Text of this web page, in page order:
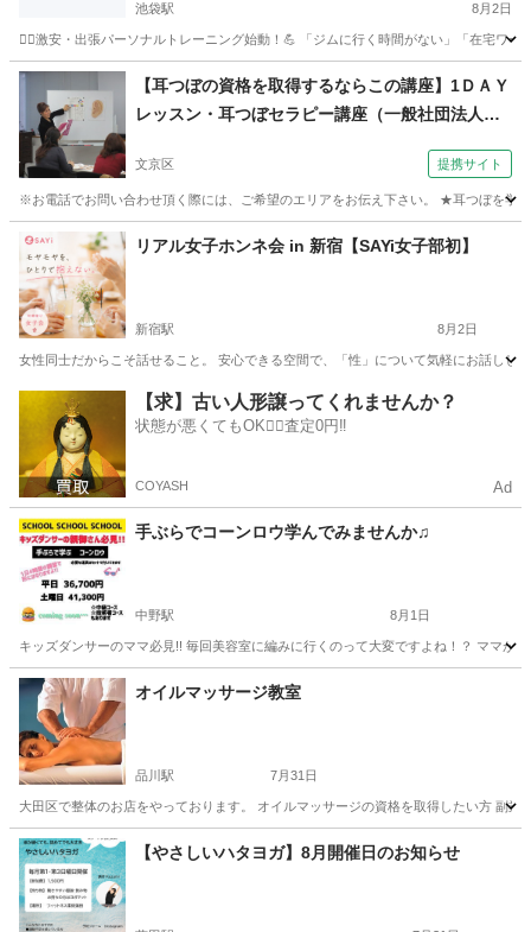
池袋駅 8月2日
🚶‍♂️激安・出張パーソナルトレーニング始動！💪 「ジムに行く時間がない」「在宅ワ
東京 豊島区 池袋駅 その他 パーソナルトレーニング
【耳つぼの資格を取得するならこの講座】1ＤＡＹ
レッスン・耳つぼセラピー講座（一般社団法人
文京区 提携サイト
※お電話でお問い合わせ頂く際には、ご希望のエリアをお伝え下さい。 ★耳つぼを学
東京 文京区 リアル女子ホンネ会 in 新宿【SAYi女子部初】
新宿駅 8月2日
女性同士だからこそ話せること。 安心できる空間で、「性」について気軽にお話し
新宿駅 美容健康 シングルマザー
【求】古い人形譲ってくれませんか？
状態が悪くてもOK🙆‍♀️査定0円‼️
COYASH Ad
手ぶらでコーンロウ学んでみませんか♫
中野駅 8月1日
キッズダンサーのママ必見!! 毎回美容室に編みに行くのって大変ですよね！？ ママ
東京 中野区 中野駅 その他 ママ
オイルマッサージ教室
品川駅 7月31日
大田区で整体のお店をやっております。 オイルマッサージの資格を取得したい方 副
東京 大田区 品川駅 美容健康 民間
【やさしいハタヨガ】8月開催日のお知らせ